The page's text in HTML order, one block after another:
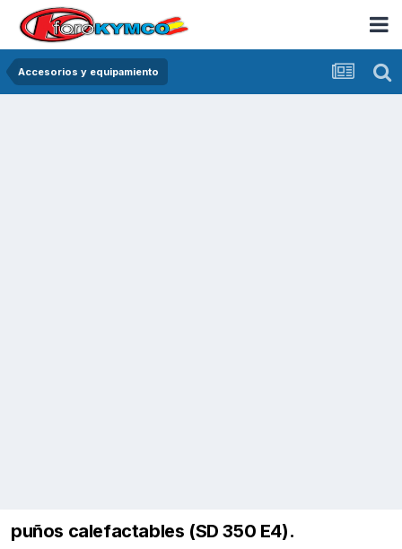
Accesorios y equipamiento
puños calefactables (SD 350 E4).